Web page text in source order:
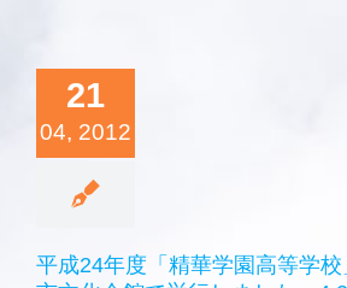
精華学園高等学校・厚南校
森と海の学校
21
04, 2012
平成24年度「精華学園高等学